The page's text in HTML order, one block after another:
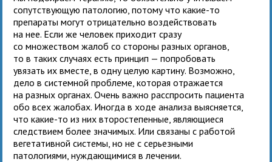
сопутствующую патологию, потому что какие-то
препараты могут отрицательно воздействовать
на нее. Если же человек приходит сразу
со множеством жалоб со стороны разных органов,
то в таких случаях есть принцип — попробовать
увязать их вместе, в одну целую картину. Возможно,
дело в системной проблеме, которая отражается
на разных органах. Очень важно расспросить пациента
обо всех жалобах. Иногда в ходе анализа выясняется,
что какие-то из них второстепенные, являющиеся
следствием более значимых. Или связаны с работой
вегетативной системы, но не с серьезными
патологиями, нуждающимися в лечении.